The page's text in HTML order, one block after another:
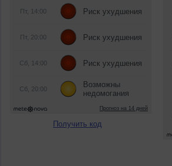
Получить код